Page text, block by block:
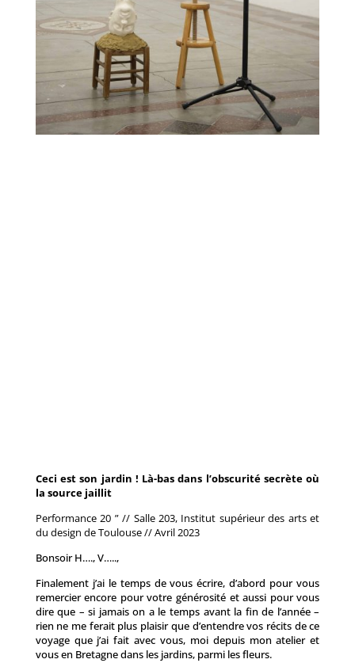
Ceci est son jardin ! Là-bas dans l’obscurité secrète où
la source jaillit
Performance 20 ” // Salle 203, Institut supérieur des arts et
du design de Toulouse // Avril 2023
Bonsoir H…., V…..,
Finalement j’ai le temps de vous écrire, d’abord pour vous
remercier encore pour votre générosité et aussi pour vous
dire que – si jamais on a le temps avant la fin de l’année –
rien ne me ferait plus plaisir que d’entendre vos récits de ce
voyage que j’ai fait avec vous, moi depuis mon atelier et
vous en Bretagne dans les jardins, parmi les fleurs.